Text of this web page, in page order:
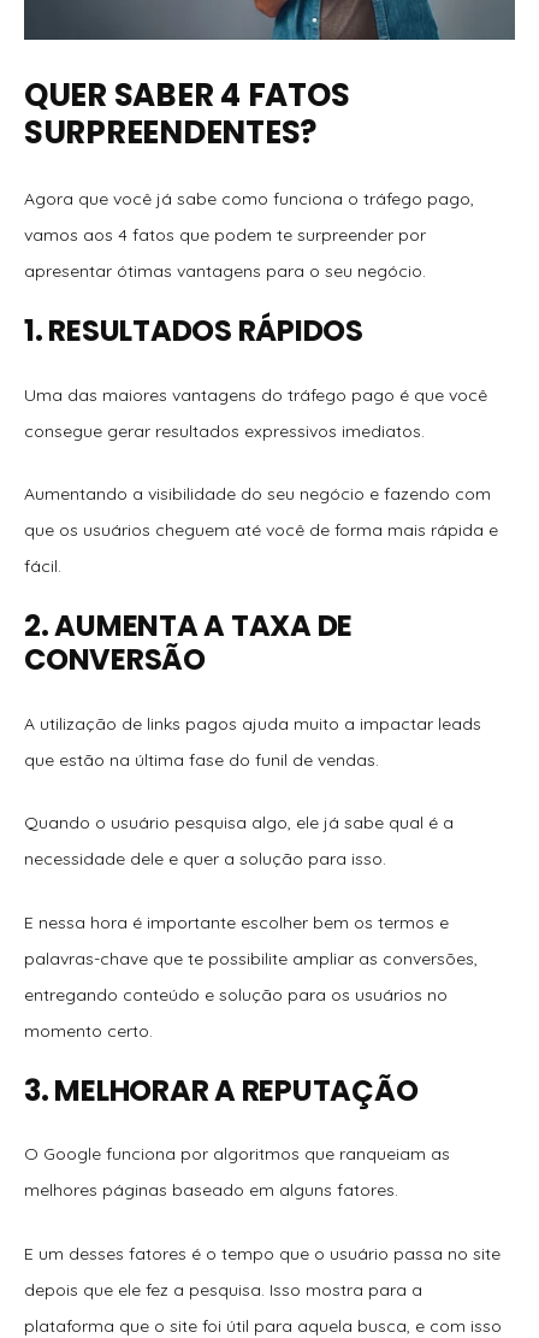
QUER SABER 4 FATOS
SURPREENDENTES?
Agora que você já sabe como funciona o tráfego pago,
vamos aos 4 fatos que podem te surpreender por
apresentar ótimas vantagens para o seu negócio.
1. RESULTADOS RÁPIDOS
Uma das maiores vantagens do tráfego pago é que você
consegue gerar resultados expressivos imediatos.
Aumentando a visibilidade do seu negócio e fazendo com
que os usuários cheguem até você de forma mais rápida e
fácil.
2. AUMENTA A TAXA DE
CONVERSÃO
A utilização de links pagos ajuda muito a impactar leads
que estão na última fase do funil de vendas.
Quando o usuário pesquisa algo, ele já sabe qual é a
necessidade dele e quer a solução para isso.
E nessa hora é importante escolher bem os termos e
palavras-chave que te possibilite ampliar as conversões,
entregando conteúdo e solução para os usuários no
momento certo.
3. MELHORAR A REPUTAÇÃO
O Google funciona por algoritmos que ranqueiam as
melhores páginas baseado em alguns fatores.
E um desses fatores é o tempo que o usuário passa no site
depois que ele fez a pesquisa. Isso mostra para a
plataforma que o site foi útil para aquela busca, e com isso